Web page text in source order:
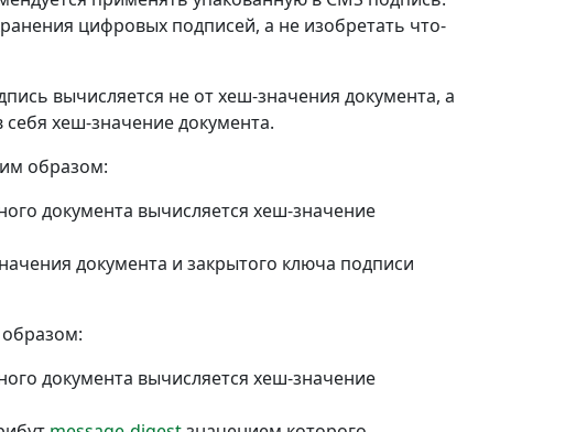
цифровых подписей, а не изобретать что-
вычисляется не от хеш-значения документа, а
хеш-значение документа.
образом:
документа вычисляется хеш-значение
документа и закрытого ключа подписи
документа вычисляется хеш-значение